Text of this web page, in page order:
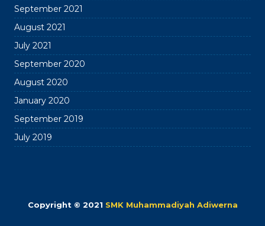
September 2021
August 2021
July 2021
September 2020
August 2020
January 2020
September 2019
July 2019
Copyright © 2021 SMK Muhammadiyah Adiwerna